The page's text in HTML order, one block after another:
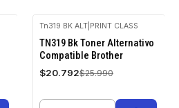
-20%
OFF
Tn319 BK ALT PRINT CLASS
TN319 Bk Toner Alternativo
Compatible Brother
$20.792$25.990